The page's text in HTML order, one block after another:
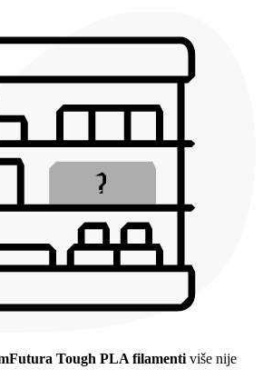
Tough PLA filamenti više nije